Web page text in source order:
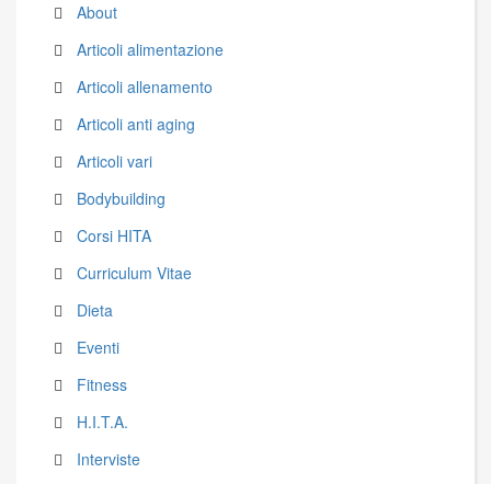
About
Articoli alimentazione
Articoli allenamento
Articoli anti aging
Articoli vari
Bodybuilding
Corsi HITA
Curriculum Vitae
Dieta
Eventi
Fitness
H.I.T.A.
Interviste